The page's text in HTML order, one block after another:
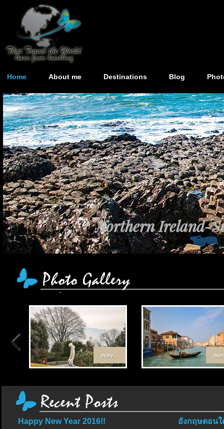
Home About me Destinations Blog
Northern Ireland-
more...
Happy New Year 2016!! อังกฤษตอนใ